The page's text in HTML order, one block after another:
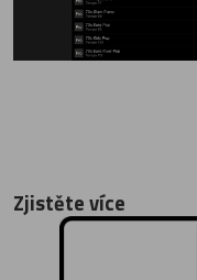
Zjistěte více